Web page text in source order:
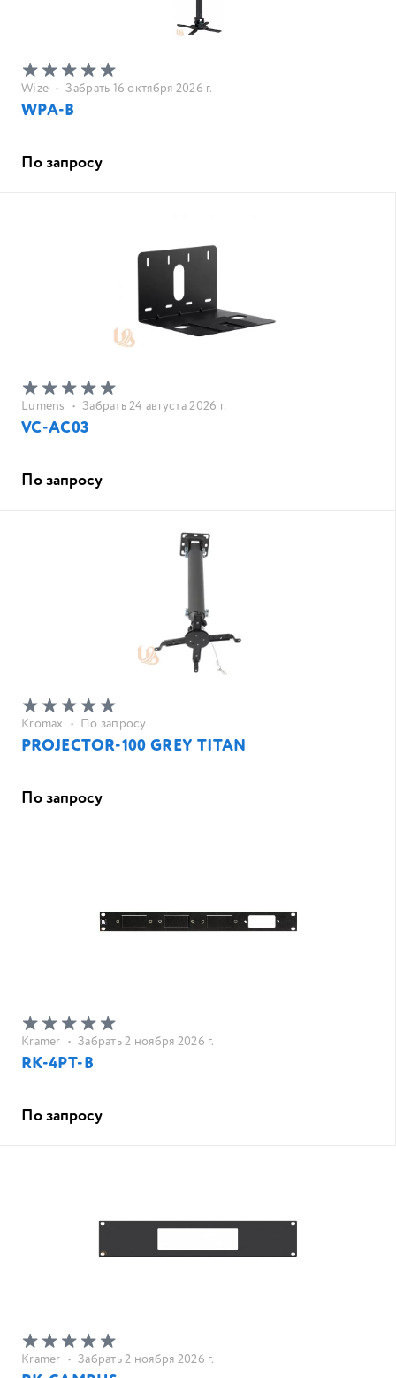
Wize • Забрать 16 октября 2026 г.
WPA-B
По запросу
Lumens • Забрать 24 августа 2026 г.
VC-AC03
По запросу
Kromax • По запросу
PROJECTOR-100 GREY TITAN
По запросу
Kramer • Забрать 2 ноября 2026 г.
RK-4PT-B
По запросу
Kramer • Забрать 2 ноября 2026 г.